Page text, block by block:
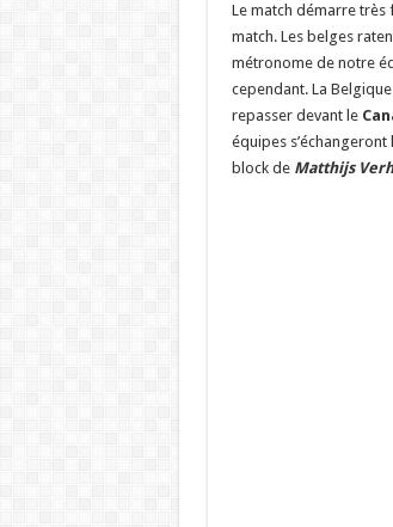
Le match démarre
match. Les belges
métronome de notre
cependant. La
repasser devant le
équipes s’échangeront
block de Matthijs